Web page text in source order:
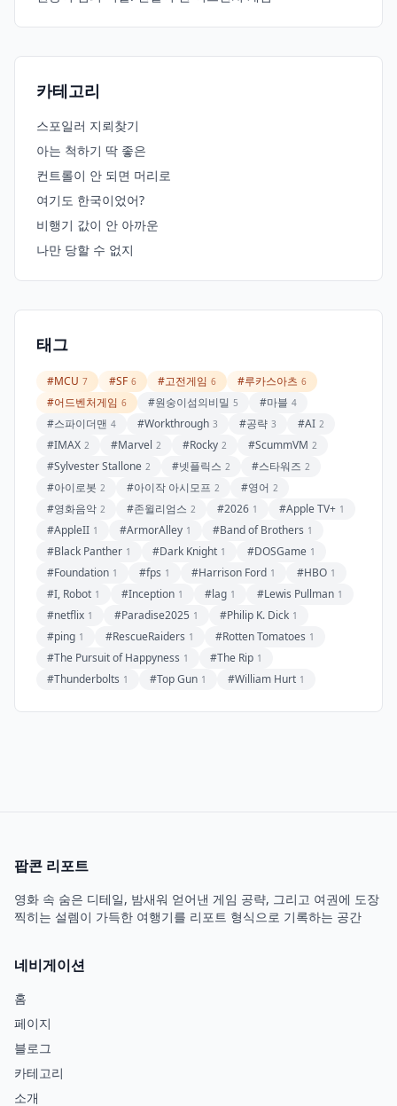
카테고리
스포일러 지뢰찾기
아는 척하기 딱 좋은
컨트롤이 안 되면 머리로
여기도 한국이었어?
비행기 값이 안 아까운
나만 당할 수 없지
태그
#MCU 7 #SF 6 #고전게임 6 #루카스아츠 6
#어드벤처게임 6 #원숭이섬의비밀 5 #마블 4
#스파이더맨 4 #Workthrough 3 #공략 3 #AI 2
#IMAX 2 #Marvel 2 #Rocky 2 #ScummVM 2
#Sylvester Stallone 2 #넷플릭스 2 #스타워즈 2
#아이로봇 2 #아이작 아시모프 2 #영어 2
#영화음악 2 #존윌리엄스 2 #2026 1 #Apple TV+ 1
#AppleII 1 #ArmorAlley 1 #Band of Brothers 1
#Black Panther 1 #Dark Knight 1 #DOSGame 1
#Foundation 1 #fps 1 #Harrison Ford 1 #HBO 1
#I, Robot 1 #Inception 1 #lag 1 #Lewis Pullman 1
#netflix 1 #Paradise2025 1 #Philip K. Dick 1
#ping 1 #RescueRaiders 1 #Rotten Tomatoes 1
#The Pursuit of Happyness 1 #The Rip 1
#Thunderbolts 1 #Top Gun 1 #William Hurt 1
팝콘 리포트
영화 속 숨은 디테일, 밤새워 얻어낸 게임 공략, 그리고 여권에 도장
찍히는 설렘이 가득한 여행기를 리포트 형식으로 기록하는 공간
네비게이션
홈
페이지
블로그
카테고리
소개